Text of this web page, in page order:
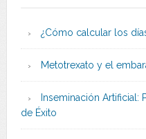
¿Cómo calcular los
Metotrexato y el
Inseminación
de Éxito